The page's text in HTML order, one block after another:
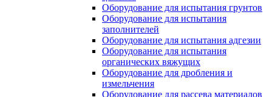
Оборудование для испытания грунтов
Оборудование для испытания
заполнителей
Оборудование для испытания адгезии
Оборудование для испытания
органических вяжущих
Оборудование для дробления и
измельчения
Оборудование для рассева материалов